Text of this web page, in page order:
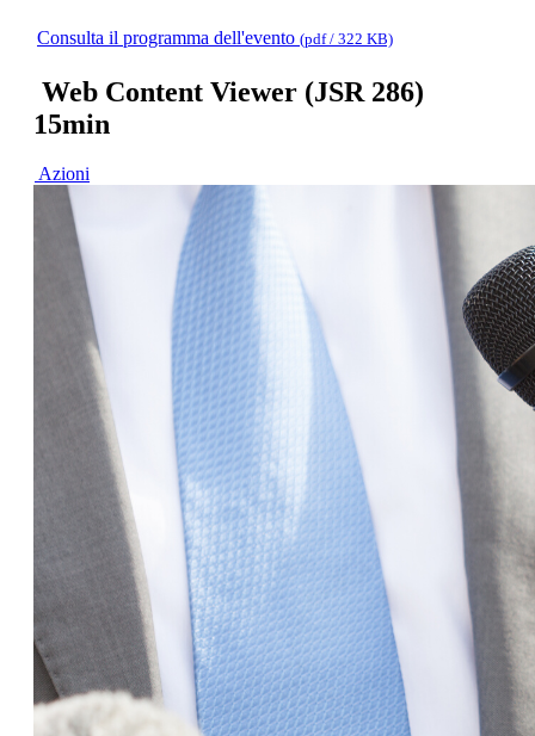
Consulta il programma dell'evento (pdf / 322 KB)
Web Content Viewer (JSR 286)
15min
Azioni